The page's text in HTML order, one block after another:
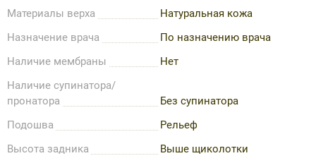
Материалы верха
Натуральная кожа
Назначение врача
По назначению врача
Наличие мембраны
Нет
Наличие супинатора/
пронатора
Без супинатора
Подошва
Рельеф
Высота задника
Выше щиколотки